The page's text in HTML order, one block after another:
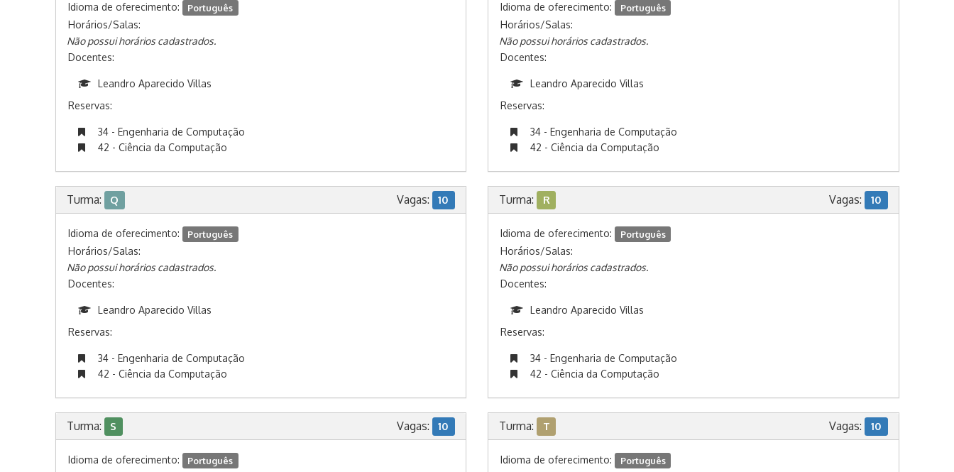
Idioma de oferecimento: Português
Horários/Salas:
Não possui horários cadastrados.
Docentes:
Leandro Aparecido Villas
Reservas:
34 - Engenharia de Computação
42 - Ciência da Computação
Idioma de oferecimento: Português
Horários/Salas:
Não possui horários cadastrados.
Docentes:
Leandro Aparecido Villas
Reservas:
34 - Engenharia de Computação
42 - Ciência da Computação
Turma: Q Vagas: 10
Idioma de oferecimento: Português
Horários/Salas:
Não possui horários cadastrados.
Docentes:
Leandro Aparecido Villas
Reservas:
34 - Engenharia de Computação
42 - Ciência da Computação
Turma: R Vagas: 10
Idioma de oferecimento: Português
Horários/Salas:
Não possui horários cadastrados.
Docentes:
Leandro Aparecido Villas
Reservas:
34 - Engenharia de Computação
42 - Ciência da Computação
Turma: S Vagas: 10
Idioma de oferecimento: Português
Turma: T Vagas: 10
Idioma de oferecimento: Português